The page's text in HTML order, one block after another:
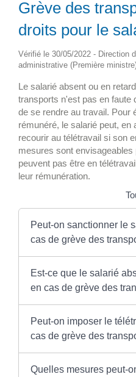
Grève des
droits pour le
Vérifié le 30/05/2022 - Direction
administrative (Première
Le salarié absent ou en
transports n'est pas en faute
de se rendre au travail. Pour
rémunéré, le salarié peut, en
recourir au télétravail si son
mesures sont
peuvent pas être en
leur rémunération.
Peut-on sanctionner le
cas de grève des
Est-ce que le salarié
en cas de grève des
Peut-on imposer le
cas de grève des
Quelles mesures peut-